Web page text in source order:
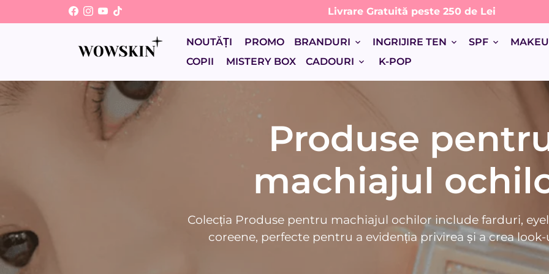
la
Livrare Gratuită peste 250 de Lei
NOUTĂȚI PROMO BRANDURI keyboard_arrow_down INGRIJIRE TEN keyboard_arrow_down SPF keyboard_arrow_down
COPII MISTERY BOX CADOURI keyboard_arrow_down K-POP
Produse
machiajul
Colecția Produse pentru machiajul ochilor include farduri,
coreene, perfecte pentru a evidenția privirea și a crea